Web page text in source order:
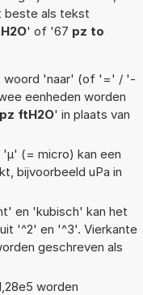
beste als tekst
' of '67 pz to
woord 'naar' (of '=' / '-
eenheden worden
pz ftH2O' in plaats van
'µ' (= micro) kan een
bijvoorbeeld uPa in
en 'kubisch' kan het
'^2' en '^3'. Vierkante
geschreven als
worden